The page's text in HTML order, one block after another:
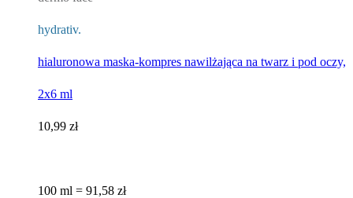
hydrativ.
hialuronowa maska-kompres nawilżająca na twarz i pod oczy,
2x6 ml
10,99 zł
100 ml = 91,58 zł